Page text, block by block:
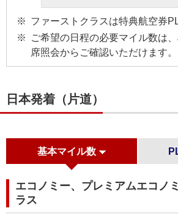
ファーストクラスは特典航空券
ご希望の日程の必要マイル数は
席照会からご確認いただけます。
日本発着（片道）
基本マイル数
エコノミー、プレミアムエコノ
ラス